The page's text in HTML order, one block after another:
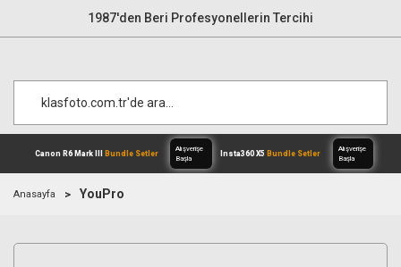
1987'den Beri Profesyonellerin Tercihi
Alışverişe
Anasayfa YouPro